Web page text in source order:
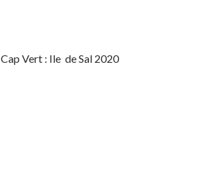
Cap Vert : Ile de Sal 2020